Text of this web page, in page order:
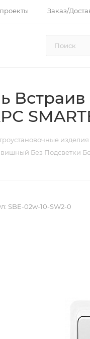
Заказ/
изделия
Без Подсветки
SBE-02w-10-SW2-0